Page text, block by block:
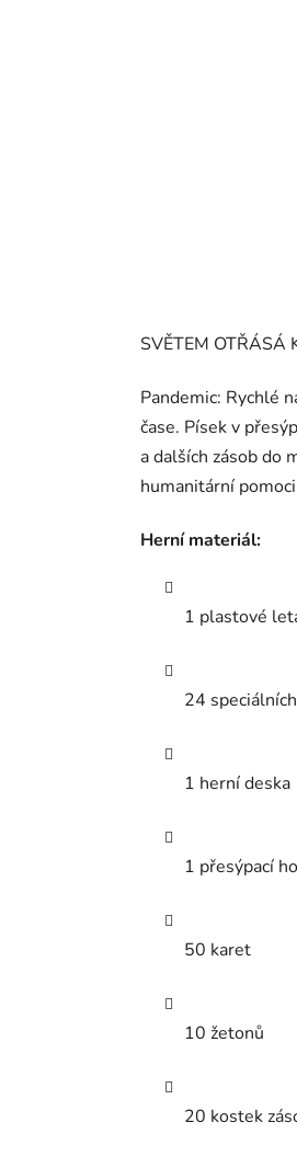
SVĚTEM OTŘÁSÁ
Pandemic: Rychlé
čase. Písek v
a dalších zásob do
humanitární
Herní materiál:
1 plastové
24
1 herní deska
1 přesýpací
50 karet
10 žetonů
20 kostek